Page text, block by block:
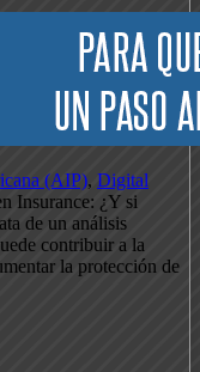
(AIP), Digital
Insurance: ¿Y si
de un análisis
contribuir a la
la protección de